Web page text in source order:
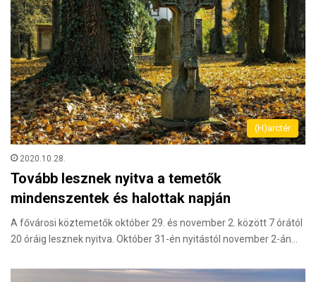
(H)arctér
2020.10.28.
Tovább lesznek nyitva a temetők
mindenszentek és halottak napján
A fővárosi köztemetők október 29. és november 2. között 7 órától
20 óráig lesznek nyitva. Október 31-én nyitástól november 2-án…